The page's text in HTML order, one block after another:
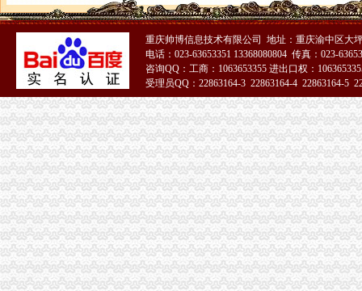
重庆帅博信息技术有限公司 地址：重庆渝中区大
电话：023-63653351 13368080804 传真：023-
咨询QQ：工商：1063653355 进出口权：
受理员QQ：22863164-3 22863164-4 22863164-5
51La